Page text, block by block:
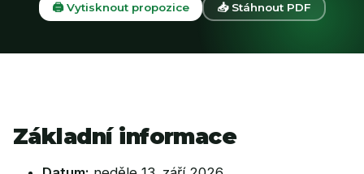
🖨️ Vytisknout propozice 📥 Stáhnout PDF
Základní informace